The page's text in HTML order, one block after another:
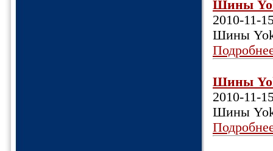
Шины
2010-11-
Шины
Шины
2010-11-
Шины